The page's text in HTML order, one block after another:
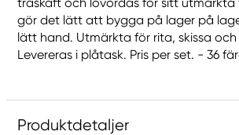
gör det lätt att bygga på lager på
lätt hand. Utmärkta för rita, skissa och
Levereras i plåtask. Pris per set. - 36
Produktdetaljer